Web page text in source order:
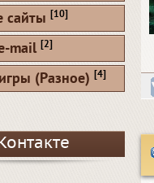
сайты [10]
mail [2]
(Разное) [4]